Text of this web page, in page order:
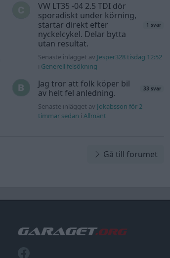
VW LT35 -04 2.5 TDI dör
sporadiskt under körning,
startar direkt efter
nyckelcykel. Delar bytta
utan resultat.
1 svar
Senaste inlägget av Jesper328 tisdag 12:52
i Generell felsökning
Jag tror att folk köper bil
av helt fel anledning.
33 svar
Senaste inlägget av Jokabsson för 2
timmar sedan i Allmänt
Gå till forumet